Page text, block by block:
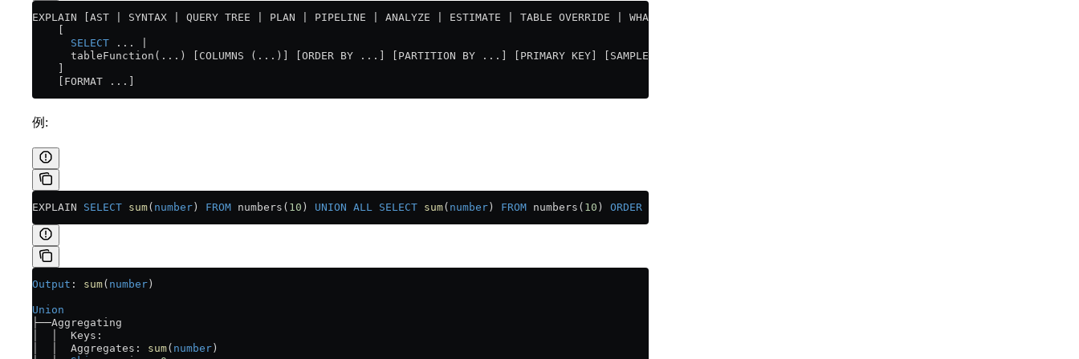
EXPLAIN [AST | SYNTAX | QUERY TREE | PLAN | PIPELINE | ANALYZE | ESTIMATE | TABLE OVERRIDE | WHATIF] [setting = value, ...]
      SELECT
... |
      tableFunction(...) [COLUMNS (...)] [ORDER BY ...] [PARTITION BY ...] [PRIMARY KEY] [SAMPLE BY ...] [TTL ...]
    [FORMAT ...]
例:
EXPLAIN SELECT sum( number ) FROM numbers( 10 ) UNION ALL SELECT sum( number ) FROM numbers( 10 ) ORDER BY
Output : sum( number )
Union
├──Aggregating
│  │  Keys:
│  │  Aggregates: sum( number )